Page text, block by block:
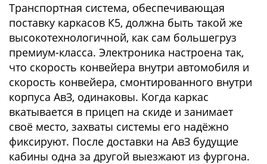
Транспортная система, обеспечивающая
поставку каркасов К5, должна быть такой же
высокотехнологичной, как сам большегруз
премиум-класса. Электроника настроена так,
что скорость конвейера внутри автомобиля и
скорость конвейера, смонтированного внутри
корпуса АвЗ, одинаковы. Когда каркас
вкатывается в прицеп на скиде и занимает
своё место, захваты системы его надёжно
фиксируют. После доставки на АвЗ будущие
кабины одна за другой выезжают из фургона.